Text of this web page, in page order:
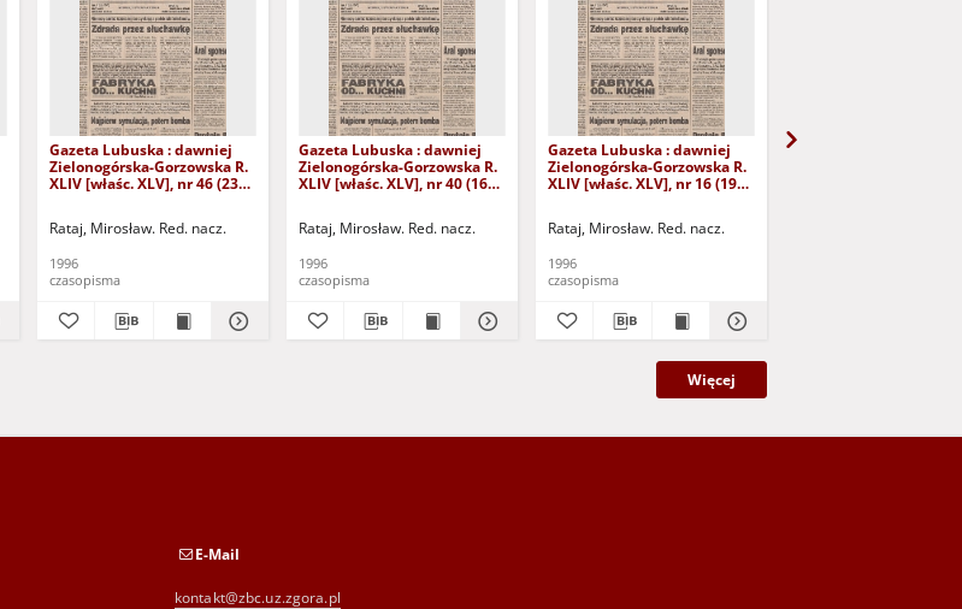
Gazeta Lubuska : dawniej
Zielonogórska-Gorzowska R.
XLIV [właśc. XLV], nr 46 (23
Rataj, Mirosław. Red. nacz.
1996
czasopisma
Gazeta Lubuska : dawniej
Zielonogórska-Gorzowska R.
XLIV [właśc. XLV], nr 40 (16
Rataj, Mirosław. Red. nacz.
1996
czasopisma
Gazeta Lubuska : dawniej
Zielonogórska-Gorzowska R.
XLIV [właśc. XLV], nr 16 (19
Rataj, Mirosław. Red. nacz.
1996
czasopisma
Więcej
E-Mail
kontakt@zbc.uz.zgora.pl